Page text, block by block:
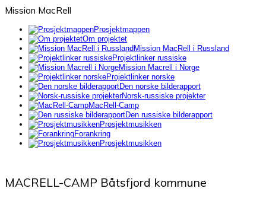
Forestillingene i Norge
Mission MacRell
Prosjektmappen
Om projektet
Mission MacRell i Russland
Projektlinker russiske
Mission Macrell i Norge
Projektlinker norske
Den norske bilderapport
Norsk-russiske projekter
MacRell-Camp
Den russiske bilderapport
Prosjektmusikken
Forankring
Prosjektmusikken
MACRELL-CAMP Båtsfjord kommune